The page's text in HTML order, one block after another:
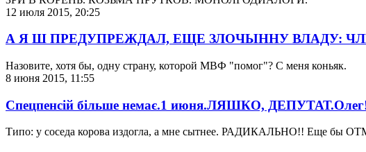
12 июля 2015, 20:25
А Я Ш ПРЕДУПРЕЖДАЛ, ЕЩЕ ЗЛОЧЫННУ ВЛАДУ:
Назовите, хотя бы, одну страну, которой МВФ "помог"? С меня коньяк.
8 июня 2015, 11:55
Спецпенсій більше немає.1 июня.ЛЯШКО,
Типо: у соседа корова издогла, а мне сытнее. РАДИКАЛЬНО!! Еще бы